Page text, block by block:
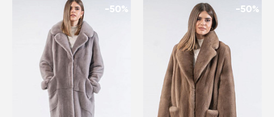
-50% -50%